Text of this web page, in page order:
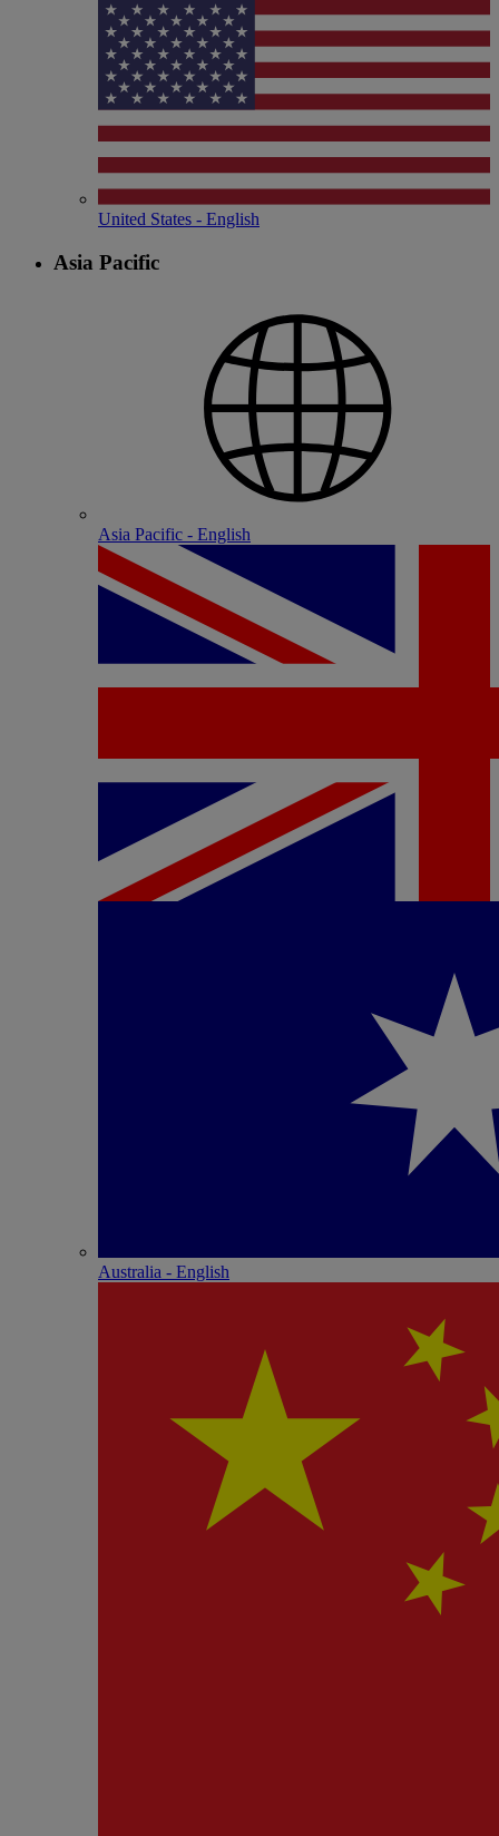
United States - English
Asia Pacific
Asia Pacific - English
Australia - English